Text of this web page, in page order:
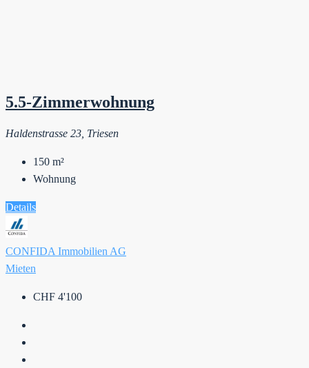
5.5-Zimmerwohnung
Haldenstrasse 23, Triesen
150 m²
Wohnung
Details
CONFIDA Immobilien AG
Mieten
CHF 4'100